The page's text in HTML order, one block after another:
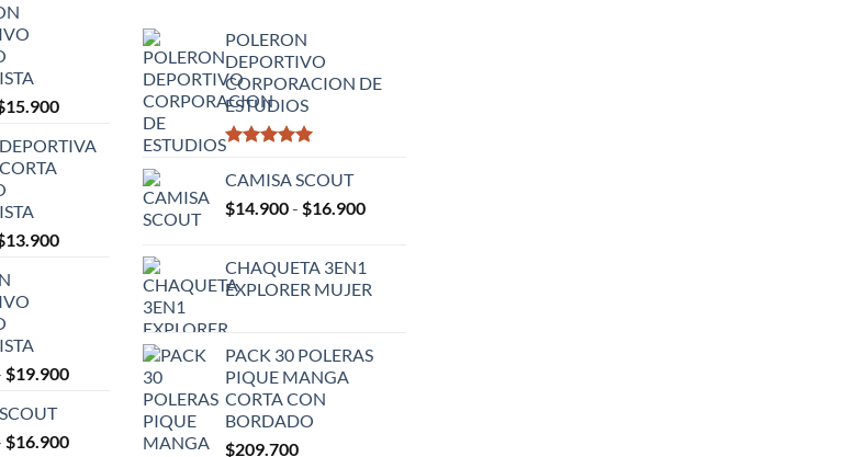
15.900Rango
precios:
$15.900
13.900Rango
$13.900
$19.900Rango
desde
$16.900Rango
POLERON
DEPORTIVO
CORPORACION DE
ESTUDIOS
con5.00
CAMISA SCOUT
$14.900- $16.900Rango
desde
$14.900
$16.900
CHAQUETA 3EN1
EXPLORER MUJER
PACK 30 POLERAS
PIQUE MANGA
CORTA CON
BORDADO
$209.700